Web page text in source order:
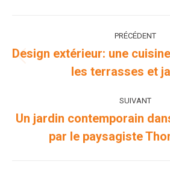
article
PRÉCÉDENT
Design extérieur: une
les terrasses et
SUIVANT
suivant
Un jardin contemporain
par le paysagiste